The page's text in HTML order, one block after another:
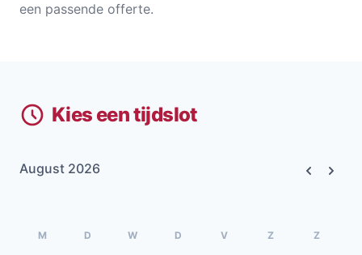
een passende offerte.
Kies een tijdslot
August 2026
M D W D V Z Z